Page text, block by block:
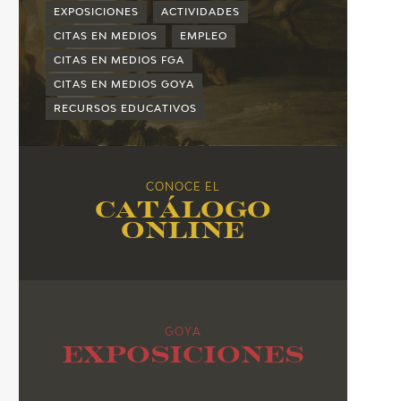
2015
2014
2013
2012
2011
2010
EXPOSICIONES ACTIVIDADES
CITAS EN MEDIOS EMPLEO
CITAS EN MEDIOS FGA
CITAS EN MEDIOS GOYA
RECURSOS EDUCATIVOS
CONOCE EL
Catálogo
online
GOYA
Exposiciones